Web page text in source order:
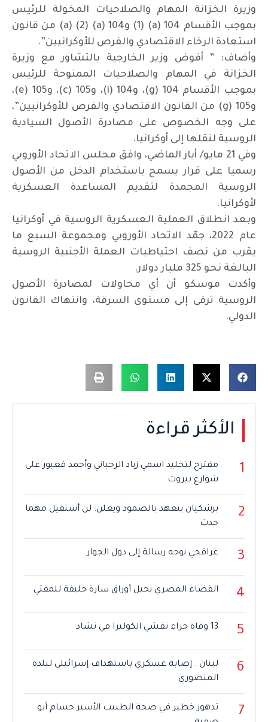
وزيرة الخزانة المهام والصلاحيات المخولة للرئيس
بموجب الأقسام 104 (a) (1) و104 (a) (2) (a) من قانون
استعادة الرخاء الاقتصادي والفرص للأوكرانيين”.
وأضاف: ” أفوض وزير الخارجية بالتشاور مع وزيرة
الخزانة في المهام والصلاحيات الممنوحة للرئيس
بموجب الأقسام 104 (g)، و104 (i)، و105 (c)، و105 (e)،
و105 (g) من القانون الاقتصادي والفرص للأوكرانيين”،
على وجه الخصوص على مصادرة الأصول السيادية
الروسية لنقلها إلى أوكرانيا.
وفي 21 مايو/ أيار الماضي، وافق مجلس الاتحاد الأوروبي
رسميا على قرار يسمح باستخدام الدخل من الأصول
الروسية المجمدة لتقديم المساعدة العسكرية
لأوكرانيا.
وبعد انطلاق العملية العسكرية الروسية في أوكرانيا
عام 2022، جمّد الاتحاد الأوروبي ومجموعة السبع ما
يقرب من نصف احتياطيات العملة الأجنبية الروسية
البالغة نحو 325 مليار دولار.
وأكدت موسكو أن أي محاولات لمصادرة الأصول
الروسية ترقى إلى مستوى السرقة، وانتهاك القانون
الدولي.
الأكثر قراءة
1
مقترح لتخليد اسمي زياد الرحباني وأحمد قعبور على
شوارع بيروت
2
بزشكيان يتعهد بالصمود ويعلن: لن أستقيل مهما
حدث
3 عراقجي يوجه رسالة إلى دول الجوار
4 القضاء المصري يحيل أوراق سارة خليفة للمفتي
5 13 وفاة جراء تفشي الكوليرا في تشاد
6
لبنان : إصابة عسكري باستهداف إسرائيلي لبلدة
المنصوري
7
تدهور خطير في صحة الطبيب الأسير حسام أبو